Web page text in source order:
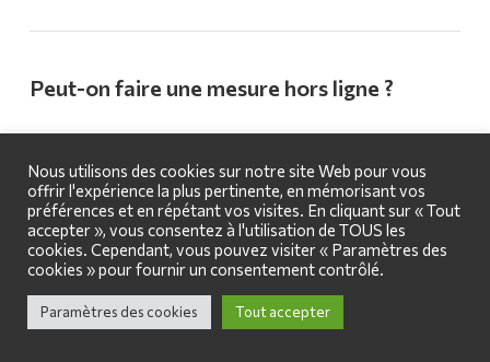
Peut-on faire une mesure hors ligne ?
Pour cela, il faut précharger la page « Mesure ponctuelle »,
disponible avant de se connecter à l’application, lorsque l’on a
du réseau. Il est alors possible d’entrer les valeurs mesurées et
d’émettre un rapport afin de sauvegarder la mesure.
Nous utilisons des cookies sur notre site Web pour vous
offrir l'expérience la plus pertinente, en mémorisant vos
préférences et en répétant vos visites. En cliquant sur « Tout
accepter », vous consentez à l'utilisation de TOUS les
cookies. Cependant, vous pouvez visiter « Paramètres des
cookies » pour fournir un consentement contrôlé.
Paramètres des cookies Tout accepter